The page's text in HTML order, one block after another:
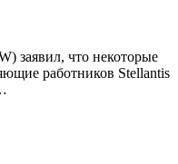
работников Stellantis